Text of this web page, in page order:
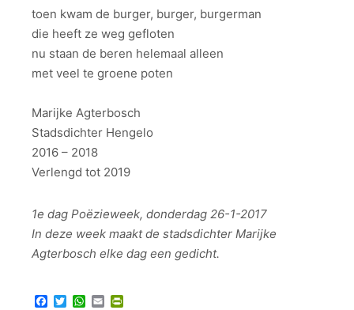
toen kwam de burger, burger, burgerman
die heeft ze weg gefloten
nu staan de beren helemaal alleen
met veel te groene poten
Marijke Agterbosch
Stadsdichter Hengelo
2016 – 2018
Verlengd tot 2019
1e dag Poëzieweek, donderdag 26-1-2017
In deze week maakt de stadsdichter Marijke
Agterbosch elke dag een gedicht.
Facebook
TwitterWhatsApp
Email